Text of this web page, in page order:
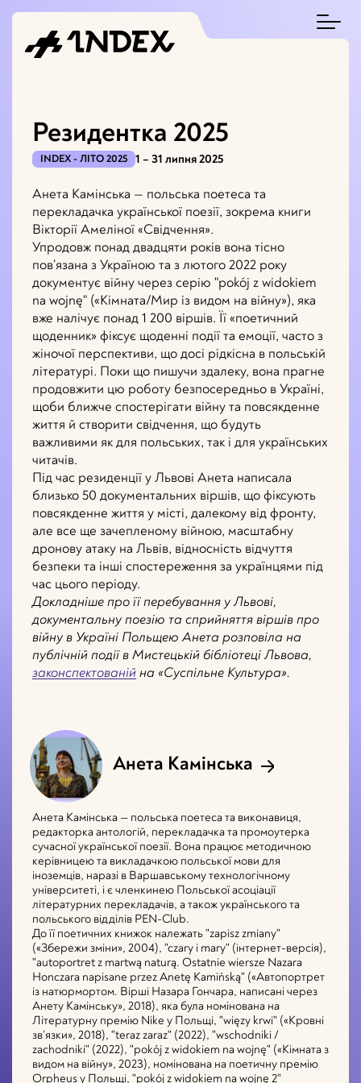
Резидентка 2025
INDEX - ЛІТО 2025 1 – 31 липня 2025
Анета Камінська — польська поетеса та
перекладачка української поезії, зокрема книги
Вікторії Амеліної «Свідчення».
Упродовж понад двадцяти років вона тісно
пов’язана з Україною та з лютого 2022 року
документує війну через серію "pokój z widokiem
na wojnę" («Кімната/Мир із видом на війну»), яка
вже налічує понад 1 200 віршів. Її «поетичний
щоденник» фіксує щоденні події та емоції, часто з
жіночої перспективи, що досі рідкісна в польській
літературі. Поки що пишучи здалеку, вона прагне
продовжити цю роботу безпосередньо в Україні,
щоби ближче спостерігати війну та повсякденне
життя й створити свідчення, що будуть
важливими як для польських, так і для українських
читачів.
Під час резиденції у Львові Анета написала
близько 50 документальних віршів, що фіксують
повсякденне життя у місті, далекому від фронту,
але все ще зачепленому війною, масштабну
дронову атаку на Львів, відносність відчуття
безпеки та інші спостереження за українцями під
час цього періоду.
Докладніше про її перебування у Львові,
документальну поезію та сприйняття віршів про
війну в Україні Польщею Анета розповіла на
публічній події в Мистецькій бібліотеці Львова,
законспектованій на «Суспільне Культура».
Анета Камінська
Анета Камінська — польська поетеса та виконавиця,
редакторка антологій, перекладачка та промоутерка
сучасної української поезії. Вона працює методичною
керівницею та викладачкою польської мови для
іноземців, наразі в Варшавському технологічному
університеті, і є членкинею Польської асоціації
літературних перекладачів, а також українського та
польського відділів PEN-Club.
До її поетичних книжок належать "zapisz zmiany"
(«Збережи зміни», 2004), "czary i mary" (інтернет-версія),
"autoportret z martwą naturą. Ostatnie wiersze Nazara
Honczara napisane przez Anetę Kamińską" («Автопортрет
із натюрмортом. Вірші Назара Гончара, написані через
Анету Камінську», 2018), яка була номінована на
Літературну премію Nike у Польщі, "więzy krwi" («Кровні
зв’язки», 2018), "teraz zaraz" (2022), "wschodniki /
zachodniki" (2022), "pokój z widokiem na wojnę" («Кімната з
видом на війну», 2023), номінована на поетичну премію
Orpheus у Польщі, "pokój z widokiem na wojnę 2"